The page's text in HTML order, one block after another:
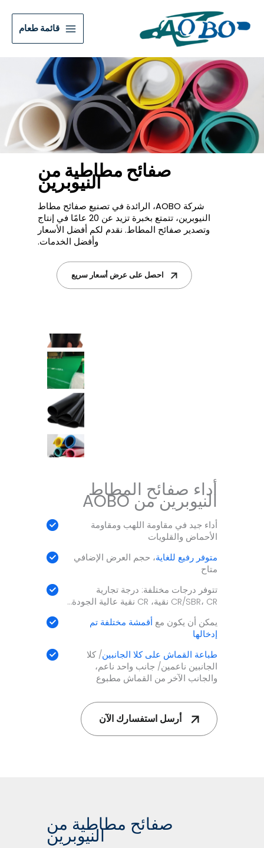
قائمة طعام
صفائح مطاطية من
النيوبرين
شركة AOBO، الرائدة في تصنيع صفائح مطاط
النيوبرين، تتمتع بخبرة تزيد عن 20 عامًا في إنتاج
وتصدير صفائح المطاط. نقدم لكم أفضل الأسعار
وأفضل الخدمات.
احصل على عرض أسعار سريع
أداء صفائح المطاط
النيوبرين من AOBO
أداء جيد في مقاومة اللهب ومقاومة
الأحماض والقلويات
متوفر رفيع للغاية، حجم العرض الإضافي
متاح
تتوفر درجات مختلفة: درجة تجارية
CR/SBR، CR نقية، CR نقية عالية الجودة…
يمكن أن يكون مع أقمشة مختلفة تم
إدخالها
طباعة القماش على كلا الجانبين/ كلا
الجانبين ناعمين/ جانب واحد ناعم،
والجانب الآخر من القماش مطبوع
أرسل استفسارك الآن
صفائح مطاطية من
النيوبرين